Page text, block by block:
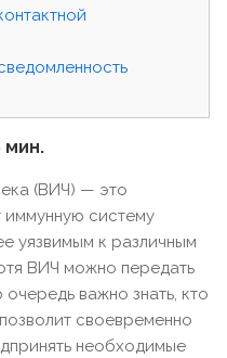
мин.
(ВИЧ) — это
иммунную систему
уязвимым к различным
ВИЧ можно передать
важно знать, кто
своевременно
необходимые